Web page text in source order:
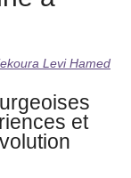
Levi Hamed
et